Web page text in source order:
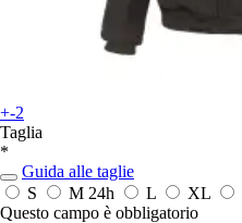
+-2
Taglia
*
Guida alle taglie
S
M 24h L XL
Questo campo è obbligatorio